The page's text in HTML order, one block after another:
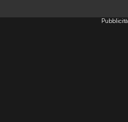
Pubblicità